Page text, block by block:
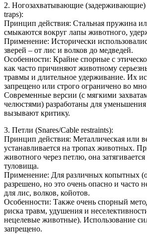
2. Ногозахватывающие
traps):
Принцип действия: Стальная пружина
смыкаются вокруг лапы животного,
Применение: Исторически
зверей – от лис и волков до медведей.
Особенности: Крайне спорные с
как часто причиняют животному
травмы и длительное удерживание. Их
запрещено или строго ограничено во
Современные версии (с мягкими
челюстями) разработаны для
вызывают критику.
3. Петли (Snares/Cable restraints):
Принцип действия: Металлическая или
устанавливается на тропах животных.
животного через петлю, она
туловища.
Применение: Для различных копытных
разрешено, но это очень опасно и часто
для лис, волков, койотов.
Особенности: Также очень спорный
риска травм, удушения и
нецелевые животные). Использование
запрещено.